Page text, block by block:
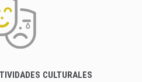
CULTURALES